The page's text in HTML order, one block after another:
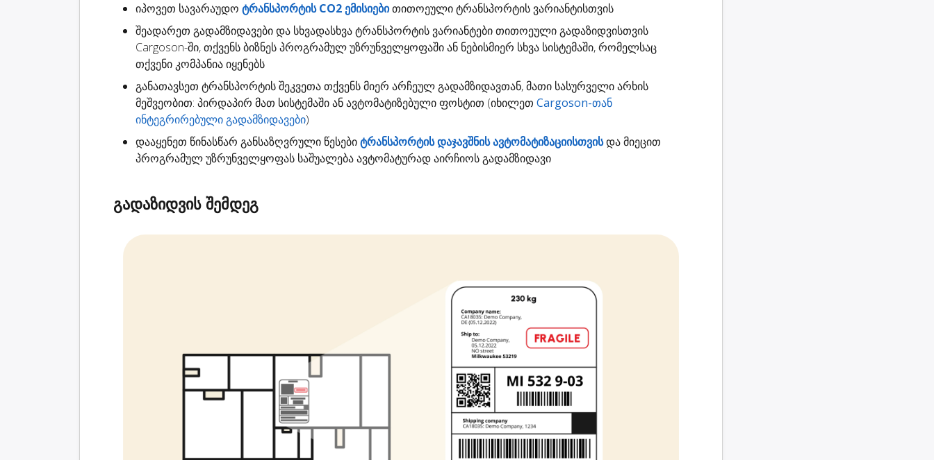
იპოვეთ სავარაუდო ტრანსპორტის CO2 ემისიებითითოეული ტრანსპორტის ვარიანტისთვის
შეადარეთ გადამზიდავებიდა სხვადასხვა ტრანსპორტის ვარიანტები თითოეული გადაზიდვისთვის
Cargoson-ში, თქვენს ბიზნეს პროგრამულ უზრუნველყოფაში ან ნებისმიერ სხვა სისტემაში, რომელსაც
თქვენი კომპანია იყენებს
განათავსეთ ტრანსპორტის შეკვეთათქვენს მიერ არჩეულ გადამზიდავთან, მათი სასურველი არხის
მეშვეობით: პირდაპირ მათ სისტემაში ან ავტომატიზებული ფოსტით (იხილეთ Cargoson-თან
ინტეგრირებული გადამზიდავები)
დააყენეთ წინასწარ განსაზღვრული წესებიტრანსპორტის დაჯავშნის ავტომატიზაციისთვისდა მიეცით
პროგრამულ უზრუნველყოფას საშუალება ავტომატურად აირჩიოს გადამზიდავი
გადაზიდვის შემდეგ